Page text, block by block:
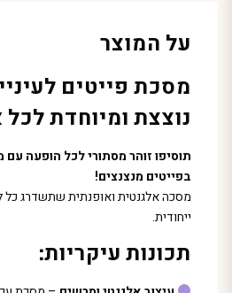
על המוצר
מסכת פייטים
נוצצת ומיוחדת לכל
תוסיפו זוהר מסתורי לכל הופעה
בפייטים מנצנצים!
מסכה אלגנטית ואופנתית שתשדרג כל
ייחודית.
תכונות עיקריות: